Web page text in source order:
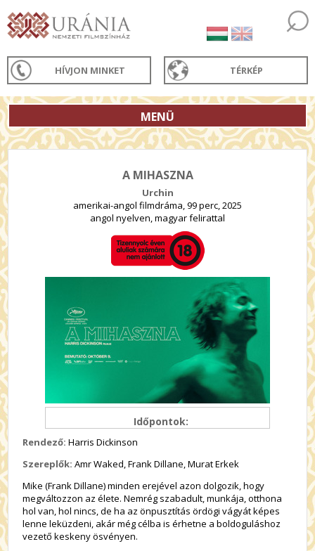
HÍVJON MINKET TÉRKÉP
MENÜ
A MIHASZNA
Urchin
amerikai-angol filmdráma, 99 perc, 2025
angol nyelven, magyar felirattal
Időpontok:
Rendező: Harris Dickinson
Szereplők: AmrWaked, FrankDillane,MuratErkek
Mike (Frank Dillane) minden erejével azon dolgozik, hogy
megváltozzon az élete. Nemrég szabadult, munkája, otthona
hol van, hol nincs, de ha az önpusztítás ördögi vágyát képes
lenne leküzdeni, akár még célba is érhetne a boldoguláshoz
vezető keskeny ösvényen.